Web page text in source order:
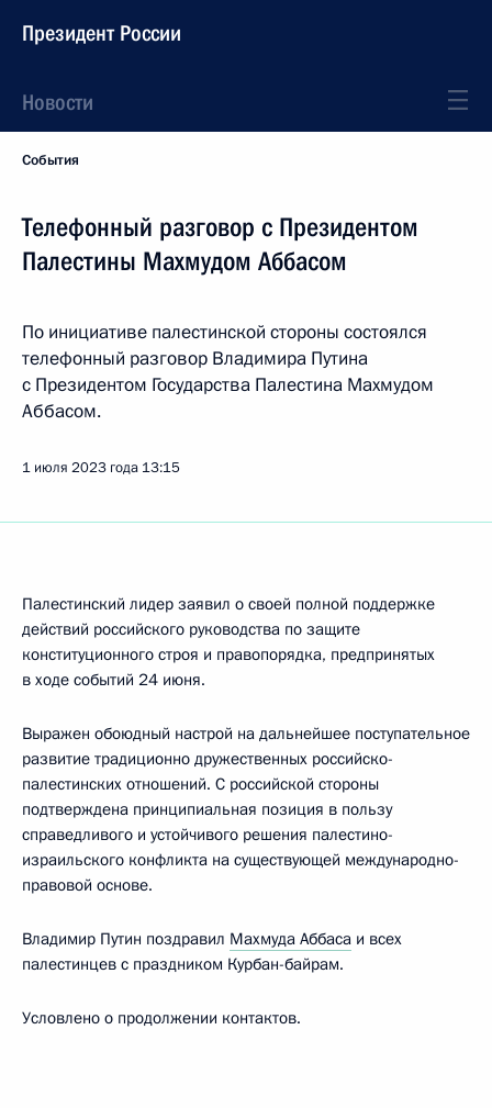
Президент России
Новости
События
Телефонный разговор с Президентом
Палестины Махмудом Аббасом
По инициативе палестинской стороны состоялся
телефонный разговор Владимира Путина
с Президентом Государства Палестина Махмудом
Аббасом.
1 июля 2023 года 13:15
Палестинский лидер заявил о своей полной поддержке
действий российского руководства по защите
конституционного строя и правопорядка, предпринятых
в ходе событий 24 июня.
Выражен обоюдный настрой на дальнейшее поступательное
развитие традиционно дружественных российско-
палестинских отношений. С российской стороны
подтверждена принципиальная позиция в пользу
справедливого и устойчивого решения палестино-
израильского конфликта на существующей международно-
правовой основе.
Владимир Путин поздравил Махмуда Аббаса и всех
палестинцев с праздником Курбан-байрам.
Условлено о продолжении контактов.